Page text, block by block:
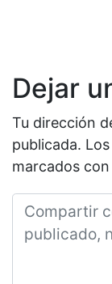
Dejar
Tu dirección
publicada.
marcados con